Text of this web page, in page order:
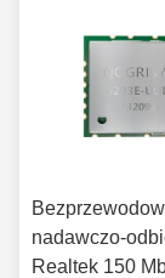
nadawczo-
Realtek 150